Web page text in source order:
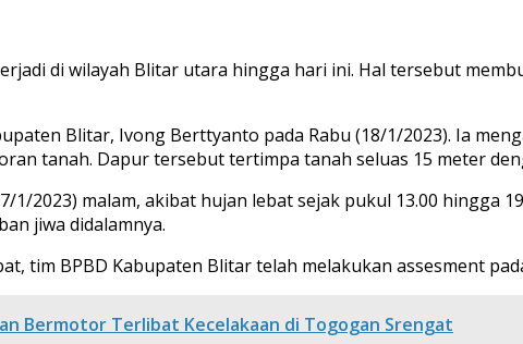
di wilayah Blitar utara hingga hari ini. Hal tersebut
Blitar, Ivong Berttyanto pada Rabu (18/1/2023). Ia
tanah. Dapur tersebut tertimpa tanah seluas 15 meter
1/2023) malam, akibat hujan lebat sejak pukul 13.00 hingga
jiwa didalamnya.
tim BPBD Kabupaten Blitar telah melakukan assesment
Bermotor Terlibat Kecelakaan di Togogan Srengat